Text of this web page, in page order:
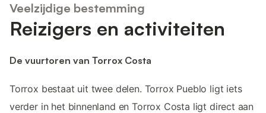
Veelzijdige bestemming
Reizigers en activiteiten
De vuurtoren van Torrox Costa
Torrox bestaat uit twee delen. Torrox Pueblo ligt iets
verder in het binnenland en Torrox Costa ligt direct aan